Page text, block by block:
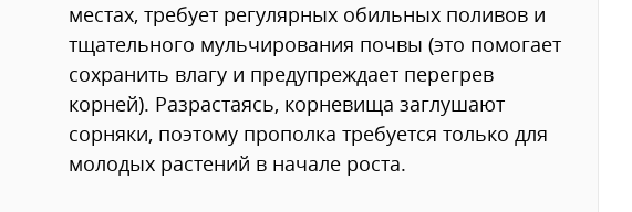
местах, требует регулярных обильных поливов и
тщательного мульчирования почвы (это помогает
сохранить влагу и предупреждает перегрев
корней). Разрастаясь, корневища заглушают
сорняки, поэтому прополка требуется только для
молодых растений в начале роста.